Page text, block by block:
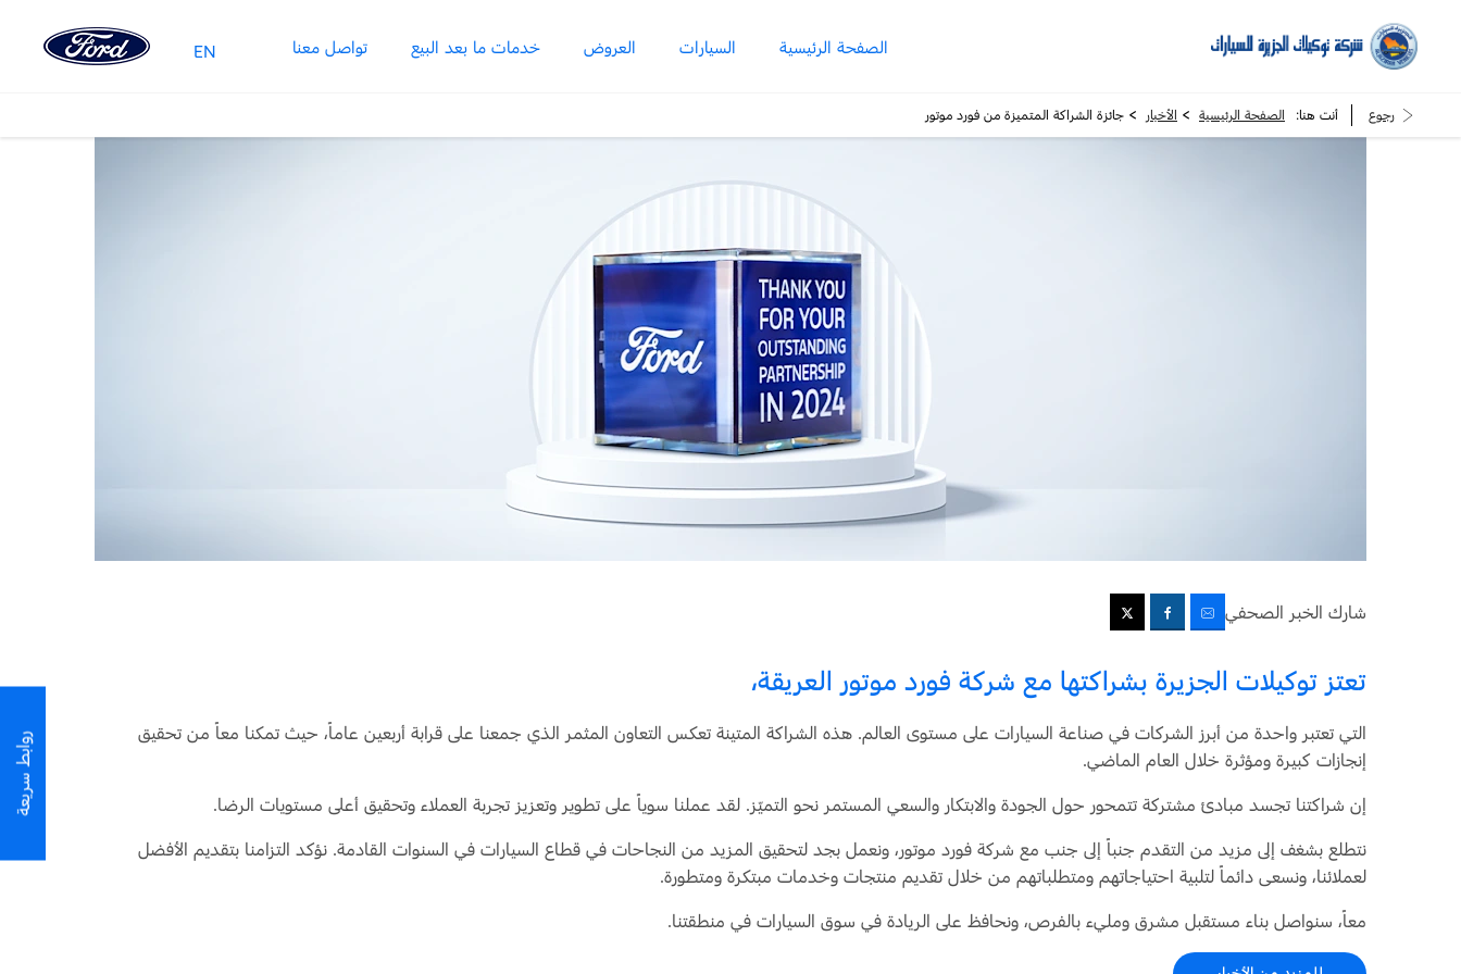
روابط سريعة
الصفحة الرئيسية السيارات العروض خدمات ما بعد البيع تواصل معنا EN
رجوع أنت هنا: الصفحة الرئيسية > الأخبار > جائزة الشراكة المتميزة من فورد موتور
شارك الخبر الصحفي
تعتز توكيلات الجزيرة بشراكتها مع شركة فورد موتور العريقة،
التي تعتبر واحدة من أبرز الشركات في صناعة السيارات على مستوى العالم. هذه الشراكة المتينة تعكس التعاون المثمر الذي جمعنا على قرابة أربعين عاماً، حيث تمكنا معاً من تحقيق
إنجازات كبيرة ومؤثرة خلال العام الماضي.
إن شراكتنا تجسد مبادئ مشتركة تتمحور حول الجودة والابتكار والسعي المستمر نحو التميّز. لقد عملنا سوياً على تطوير وتعزيز تجربة العملاء وتحقيق أعلى مستويات الرضا.
نتطلع بشغف إلى مزيد من التقدم جنباً إلى جنب مع شركة فورد موتور، ونعمل بجد لتحقيق المزيد من النجاحات في قطاع السيارات في السنوات القادمة. نؤكد التزامنا بتقديم الأفضل
لعملائنا، ونسعى دائماً لتلبية احتياجاتهم ومتطلباتهم من خلال تقديم منتجات وخدمات مبتكرة ومتطورة.
معاً، سنواصل بناء مستقبل مشرق ومليء بالفرص، ونحافظ على الريادة في سوق السيارات في منطقتنا.